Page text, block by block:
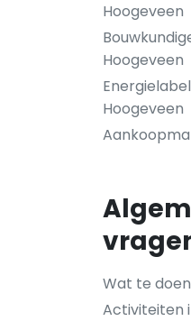
Hoogeveen
Hoogeveen
Hoogeveen
Wat te
Activiteiten